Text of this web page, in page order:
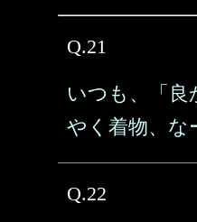
Q.21
いつも、「良
やく着物、な
Q.22